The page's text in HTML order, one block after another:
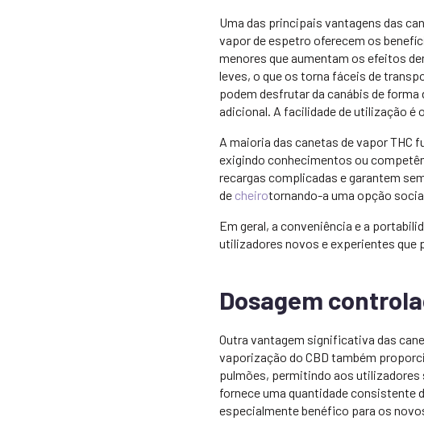
Uma das principais vantagens das
vapor de espetro oferecem os
menores que aumentam os efeitos
leves, o que os torna fáceis de
podem desfrutar da canábis de
adicional. A facilidade de utilização
A maioria das canetas de vapor THC
exigindo conhecimentos ou
recargas complicadas e garantem
de cheirotornando-a uma opção
Em geral, a conveniência e a
utilizadores novos e experientes que
Dosagem
Outra vantagem significativa das
vaporização do CBD também
pulmões, permitindo aos
fornece uma quantidade consistente
especialmente benéfico para os